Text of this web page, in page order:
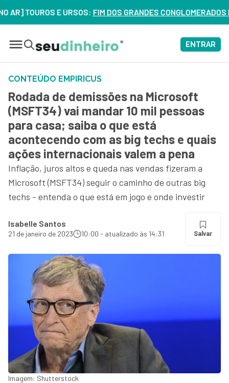
E URSOS:FIM DOS GRANDES CONGLOMERADOS NO
ENTRAR
CONTEÚDO EMPIRICUS
Rodada de demissões na Microsoft
(MSFT34) vai mandar 10 mil pessoas
para casa; saiba o que está
acontecendo com as big techs e quais
ações internacionais valem a pena
Inflação, juros altos e queda nas vendas fizeram a
Microsoft (MSFT34) seguir o caminho de outras big
techs - entenda o que está em jogo e onde investir
Isabelle Santos
21 de janeiro de 2023 10:00 - atualizado às 14:31 Salvar
Imagem: Shutterstock